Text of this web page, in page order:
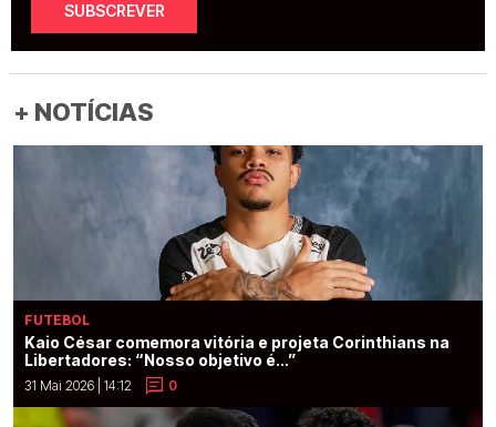
SUBSCREVER
+ NOTÍCIAS
FUTEBOL
Kaio César comemora vitória e projeta Corinthians na
Libertadores: “Nosso objetivo é...”
31 Mai 2026 | 14:12 0